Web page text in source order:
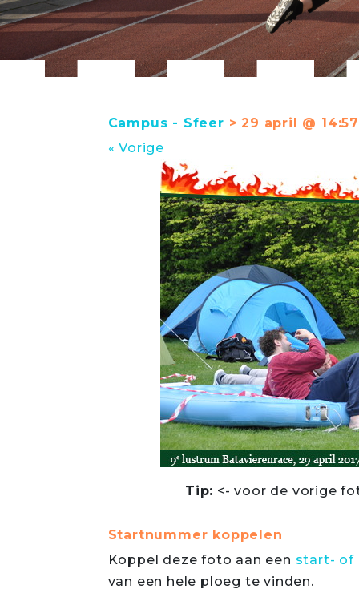
Campus - Sfeer > 29 april @
« Vorige
Tip: <- voor de vorige
Startnummer koppelen
Koppel deze foto aan een start- of
van een hele ploeg te vinden.